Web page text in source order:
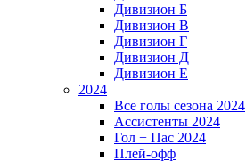
Дивизион Б
Дивизион В
Дивизион Г
Дивизион Д
Дивизион Е
2024
Все голы сезона 2024
Ассистенты 2024
Гол + Пас 2024
Плей-офф